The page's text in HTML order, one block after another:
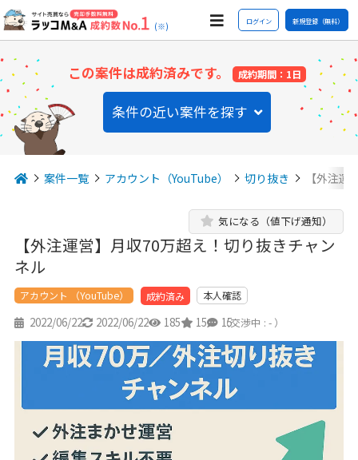
(※) ログイン 新規登録（無料）
この案件は成約済みです。 成約期間：1日
条件の近い案件を探す
案件一覧 アカウント（YouTube） 切り抜き 【外注
【外注運営】月収70万超え！切り抜きチャン
ネル
気になる（値下げ通知）
アカウント （YouTube） 成約済み 本人確認
2022/06/22 2022/06/22 185 15 15
（交渉中 : - ）